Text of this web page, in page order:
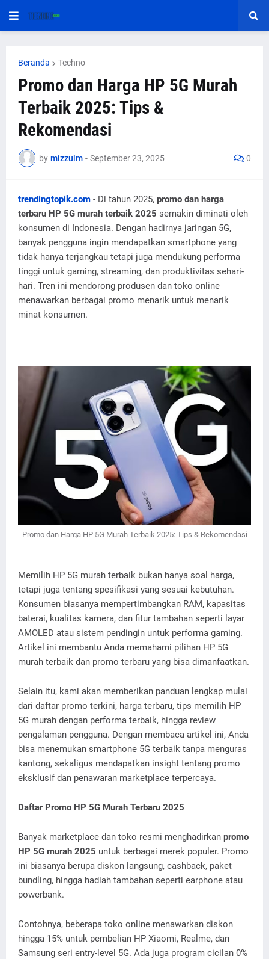
Beranda Techno
Promo dan Harga HP 5G Murah
Terbaik 2025: Tips &
Rekomendasi
by mizzulm - September 23, 2025 0
trendingtopik.com - Di tahun 2025, promo dan harga
terbaru HP 5G murah terbaik 2025 semakin diminati oleh
konsumen di Indonesia. Dengan hadirnya jaringan 5G,
banyak pengguna ingin mendapatkan smartphone yang
tidak hanya terjangkau tetapi juga mendukung performa
tinggi untuk gaming, streaming, dan produktivitas sehari-
hari. Tren ini mendorong produsen dan toko online
menawarkan berbagai promo menarik untuk menarik
minat konsumen.
Promo dan Harga HP 5G Murah Terbaik 2025: Tips & Rekomendasi
Memilih HP 5G murah terbaik bukan hanya soal harga,
tetapi juga tentang spesifikasi yang sesuai kebutuhan.
Konsumen biasanya mempertimbangkan RAM, kapasitas
baterai, kualitas kamera, dan fitur tambahan seperti layar
AMOLED atau sistem pendingin untuk performa gaming.
Artikel ini membantu Anda memahami pilihan HP 5G
murah terbaik dan promo terbaru yang bisa dimanfaatkan.
Selain itu, kami akan memberikan panduan lengkap mulai
dari daftar promo terkini, harga terbaru, tips memilih HP
5G murah dengan performa terbaik, hingga review
pengalaman pengguna. Dengan membaca artikel ini, Anda
bisa menemukan smartphone 5G terbaik tanpa menguras
kantong, sekaligus mendapatkan insight tentang promo
eksklusif dan penawaran marketplace terpercaya.
Daftar Promo HP 5G Murah Terbaru 2025
Banyak marketplace dan toko resmi menghadirkan promo
HP 5G murah 2025 untuk berbagai merek populer. Promo
ini biasanya berupa diskon langsung, cashback, paket
bundling, hingga hadiah tambahan seperti earphone atau
powerbank.
Contohnya, beberapa toko online menawarkan diskon
hingga 15% untuk pembelian HP Xiaomi, Realme, dan
Samsung seri entry-level 5G. Ada juga program cicilan 0%